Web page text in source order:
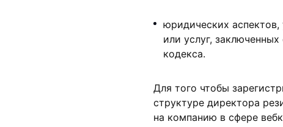
юридических
или услуг,
кодекса.
Для того чтобы
структуре директора
на компанию в сфере